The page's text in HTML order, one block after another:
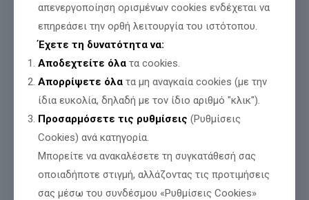
απενεργοποίηση ορισμένων cookies ενδέχεται να
επηρεάσει την ορθή λειτουργία του ιστότοπου.
Έχετε τη δυνατότητα να:
Αποδεχτείτε όλα τα cookies.
Απορρίψετε όλα τα μη αναγκαία cookies (με την
ίδια ευκολία, δηλαδή με τον ίδιο αριθμό "κλικ").
Προσαρμόσετε τις ρυθμίσεις (Ρυθμίσεις
Cookies) ανά κατηγορία.
Μπορείτε να ανακαλέσετε τη συγκατάθεσή σας
οποιαδήποτε στιγμή, αλλάζοντας τις προτιμήσεις
σας μέσω του συνδέσμου «Ρυθμίσεις Cookies»